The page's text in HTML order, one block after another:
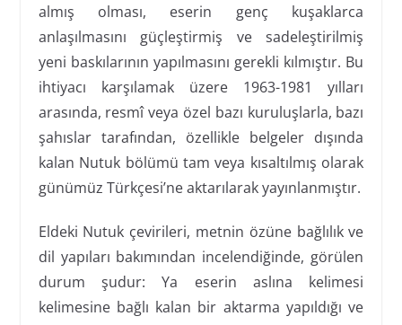
almış olması, eserin genç kuşaklarca
anlaşılmasını güçleştirmiş ve sadeleştirilmiş
yeni baskılarının yapılmasını gerekli kılmıştır. Bu
ihtiyacı karşılamak üzere 1963-1981 yılları
arasında, resmî veya özel bazı kuruluşlarla, bazı
şahıslar tarafından, özellikle belgeler dışında
kalan Nutuk bölümü tam veya kısaltılmış olarak
günümüz Türkçesi’ne aktarılarak yayınlanmıştır.
Eldeki Nutuk çevirileri, metnin özüne bağlılık ve
dil yapıları bakımından incelendiğinde, görülen
durum şudur: Ya eserin aslına kelimesi
kelimesine bağlı kalan bir aktarma yapıldığı ve